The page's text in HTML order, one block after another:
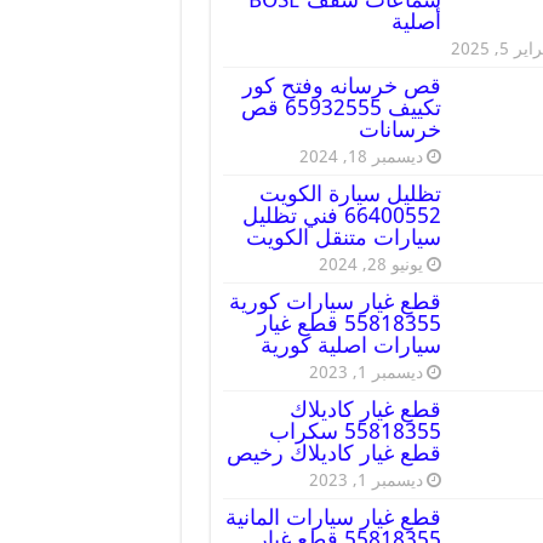
أصلية
5, 2025
قص خرسانه وفتح كور
تكييف 65932555 قص
خرسانات
ديسمبر 18, 2024
تظليل سيارة الكويت
66400552 فني تظليل
سيارات متنقل الكويت
يونيو 28, 2024
قطع غيار سيارات كورية
55818355 قطع غيار
سيارات اصلية كورية
ديسمبر 1, 2023
قطع غيار كاديلاك
55818355 سكراب
قطع غيار كاديلاك رخيص
ديسمبر 1, 2023
قطع غيار سيارات المانية